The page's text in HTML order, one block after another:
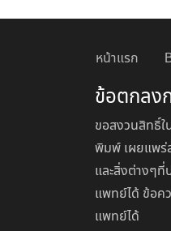
หน้าแรก
ข้อตกลง
ขอสงวนสิทธิ์
พิมพ์ เผยแพร่
และสิ่งต่างๆที่
แพทย์ได้ ข้อค
แพทย์ได้